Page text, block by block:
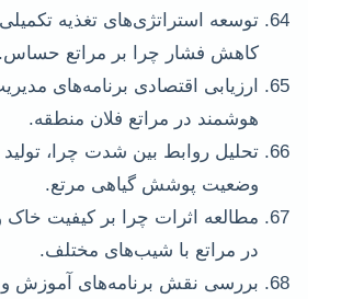
توسعه استراتژی‌های تغذیه
کاهش فشار چرا بر مراتع حساس.
ارزیابی اقتصادی برنامه‌های
هوشمند در مراتع فلان منطقه.
تحلیل روابط بین شدت چرا، تولید
وضعیت پوشش گیاهی مرتع.
مطالعه اثرات چرا بر کیفیت
در مراتع با شیب‌های مختلف.
بررسی نقش برنامه‌های آموزش و